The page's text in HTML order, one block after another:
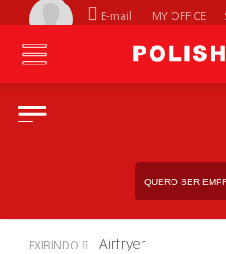
E-mail MY OFFICE
QUERO SER
EXIBINDO Airfryer